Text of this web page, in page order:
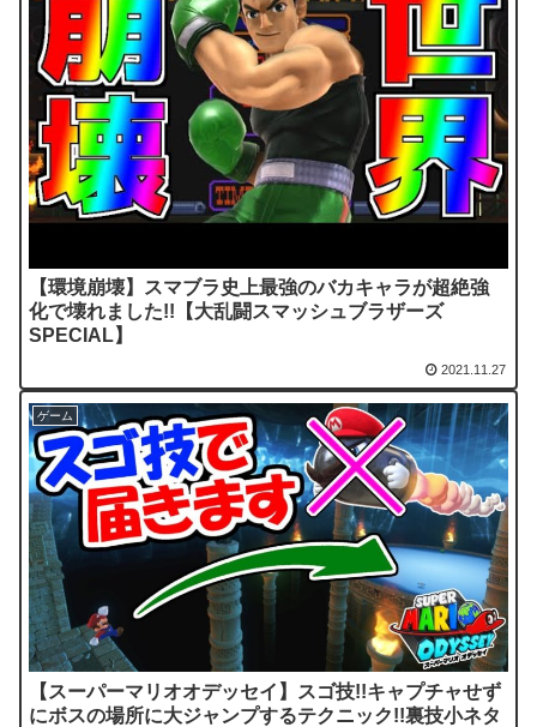
【環境崩壊】スマブラ史上最強のバカキャラが超絶強
化で壊れました!!【大乱闘スマッシュブラザーズ
SPECIAL】
2021.11.27
ゲーム
【スーパーマリオオデッセイ】スゴ技!!キャプチャせず
にボスの場所に大ジャンプするテクニック!!裏技小ネタ